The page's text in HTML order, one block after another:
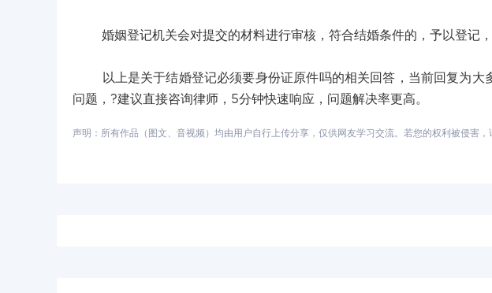
婚姻登记机关会对提交的材料进行审核，符合结婚条件的，予以登记，
以上是关于结婚登记必须要身份证原件吗的相关回答，当前回复为大
问题，?建议直接咨询律师，5分钟快速响应，问题解决率更高。
声明：所有作品（图文、音视频）均由用户自行上传分享，仅供网友学习交流。若您的权利被侵害